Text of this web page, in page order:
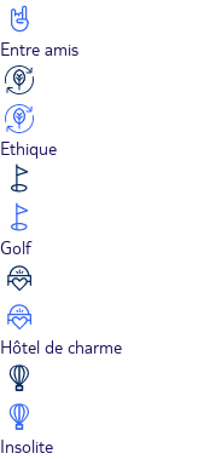
Entre amis
Ethique
Golf
Hôtel de charme
Insolite